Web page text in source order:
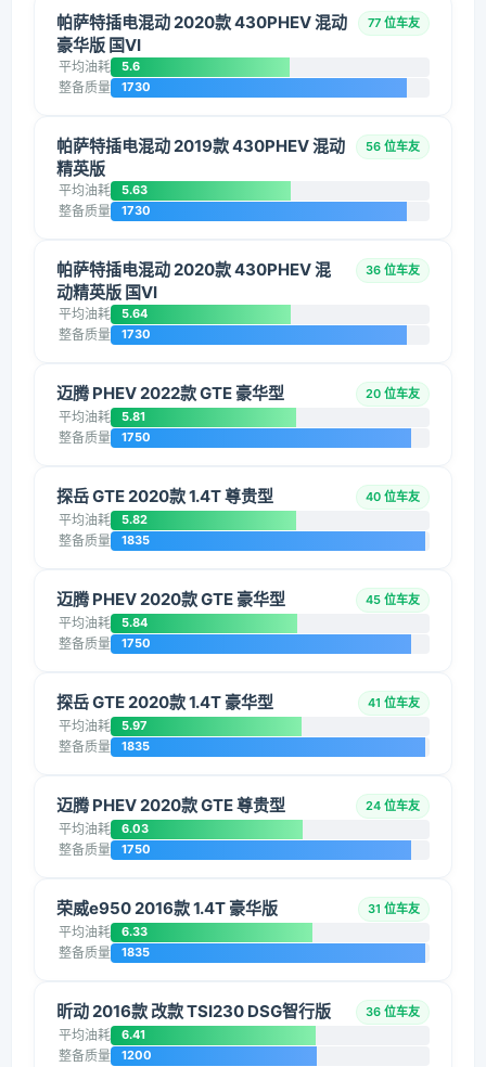
帕萨特插电混动 2020款 430PHEV 混动
豪华版 国VI
77 位车友
平均油耗 5.6
整备质量 1730
帕萨特插电混动 2019款 430PHEV 混动
精英版
56 位车友
平均油耗 5.63
整备质量 1730
帕萨特插电混动 2020款 430PHEV 混
动精英版 国VI
36 位车友
平均油耗 5.64
整备质量 1730
迈腾 PHEV 2022款 GTE 豪华型 20 位车友
平均油耗 5.81
整备质量 1750
探岳 GTE 2020款 1.4T 尊贵型 40 位车友
平均油耗 5.82
整备质量 1835
迈腾 PHEV 2020款 GTE 豪华型 45 位车友
平均油耗 5.84
整备质量 1750
探岳 GTE 2020款 1.4T 豪华型 41 位车友
平均油耗 5.97
整备质量 1835
迈腾 PHEV 2020款 GTE 尊贵型 24 位车友
平均油耗 6.03
整备质量 1750
荣威e950 2016款 1.4T 豪华版 31 位车友
平均油耗 6.33
整备质量 1835
昕动 2016款 改款 TSI230 DSG智行版 36 位车友
平均油耗 6.41
整备质量 1200